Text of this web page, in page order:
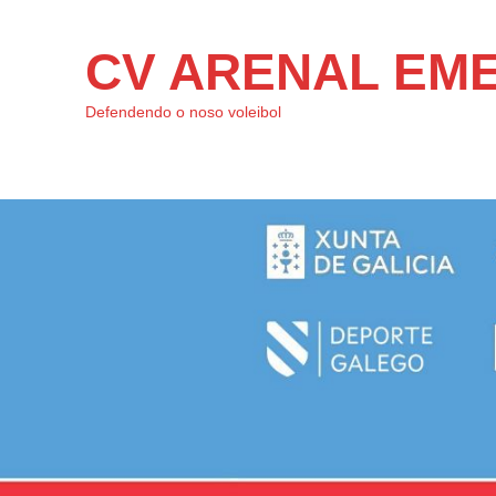
CV ARENAL
Defendendo o noso voleibol